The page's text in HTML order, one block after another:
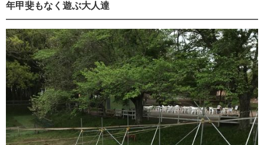
年甲斐もなく遊ぶ大人達